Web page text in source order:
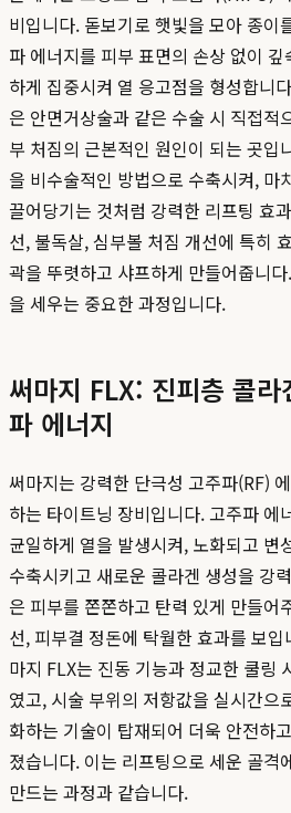
비입니다. 돋보기로 햇빛을 모아 종이
파 에너지를 피부 표면의 손상 없이
하게 집중시켜 열 응고점을 형성합니
은 안면거상술과 같은 수술 시 직접적
부 처짐의 근본적인 원인이 되는 곳입
을 비수술적인 방법으로 수축시켜, 마
끌어당기는 것처럼 강력한 리프팅 효
선, 불독살, 심부볼 처짐 개선에 특히
곽을 뚜렷하고 샤프하게 만들어줍니
을 세우는 중요한 과정입니다.
써마지 FLX: 진피층 콜라
파 에너지
써마지는 강력한 단극성 고주파(RF)
하는 타이트닝 장비입니다. 고주파 에
균일하게 열을 발생시켜, 노화되고 변
수축시키고 새로운 콜라겐 생성을 강
은 피부를 쫀쫀하고 탄력 있게 만들어
선, 피부결 정돈에 탁월한 효과를 보
마지 FLX는 진동 기능과 정교한 쿨링
였고, 시술 부위의 저항값을 실시간으
화하는 기술이 탑재되어 더욱 안전하
졌습니다. 이는 리프팅으로 세운 골격
만드는 과정과 같습니다.